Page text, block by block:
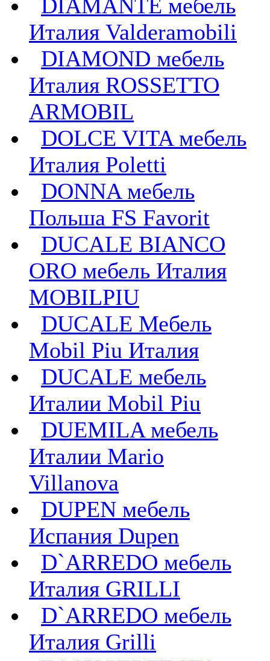
DIAMANTE мебель
Италия Valderamobili
DIAMOND мебель
Италия ROSSETTO
ARMOBIL
DOLCE VITA мебель
Италия Poletti
DONNA мебель
Польша FS Favorit
DUCALE BIANCO
ORO мебель Италия
MOBILPIU
DUCALE Мебель
Mobil Piu Италия
DUCALE мебель
Италии Mobil Piu
DUEMILA мебель
Италии Mario
Villanova
DUPEN мебель
Испания Dupen
D`ARREDO мебель
Италия GRILLI
D`ARREDO мебель
Италия Grilli